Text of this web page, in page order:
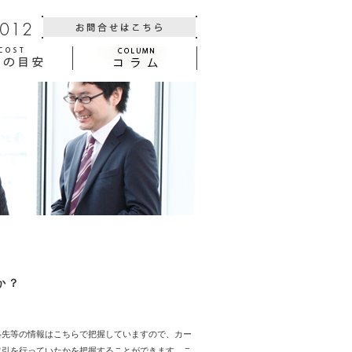
？
等の情報はこちらで把握していますので、カー